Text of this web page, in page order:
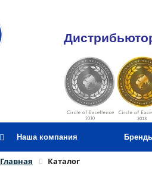
Наша компания
Главная Каталог